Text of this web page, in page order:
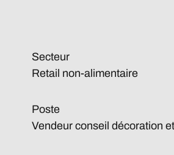
Secteur
Retail non-alimentaire
Poste
Vendeur conseil décoration